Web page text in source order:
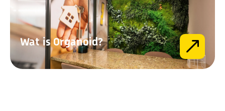
Wat is Organoid?